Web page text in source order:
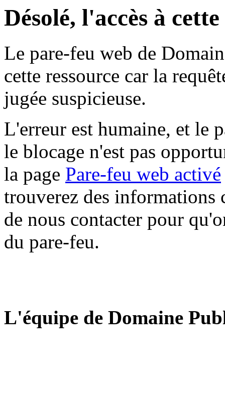
Désolé, l'accès à
Le pare-feu web de
cette ressource car la
jugée suspicieuse.
L'erreur est humaine, et le
le blocage n'est pas
la page Pare-feu web activé
trouverez des informations
de nous contacter pour
du pare-feu.
L'équipe de Domaine